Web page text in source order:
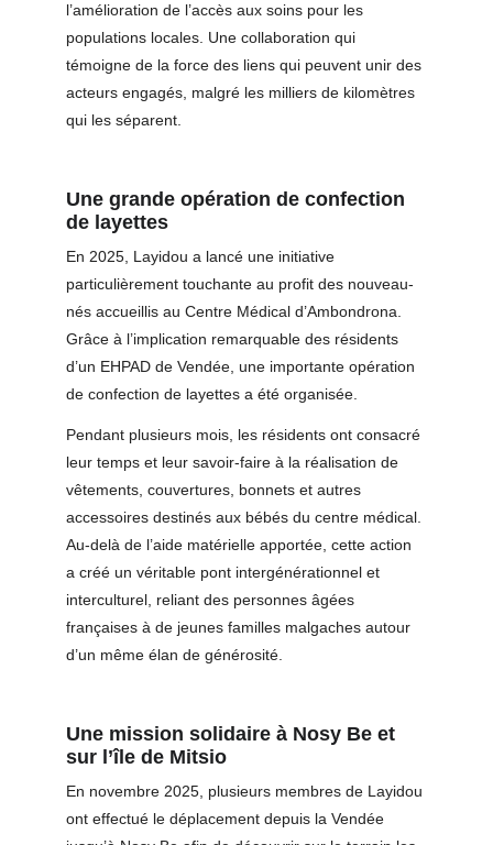
l’amélioration de l’accès aux soins pour les
populations locales. Une collaboration qui
témoigne de la force des liens qui peuvent unir des
acteurs engagés, malgré les milliers de kilomètres
qui les séparent.
Une grande opération de confection
de layettes
En 2025, Layidou a lancé une initiative
particulièrement touchante au profit des nouveau-
nés accueillis au Centre Médical d’Ambondrona.
Grâce à l’implication remarquable des résidents
d’un EHPAD de Vendée, une importante opération
de confection de layettes a été organisée.
Pendant plusieurs mois, les résidents ont consacré
leur temps et leur savoir-faire à la réalisation de
vêtements, couvertures, bonnets et autres
accessoires destinés aux bébés du centre médical.
Au-delà de l’aide matérielle apportée, cette action
a créé un véritable pont intergénérationnel et
interculturel, reliant des personnes âgées
françaises à de jeunes familles malgaches autour
d’un même élan de générosité.
Une mission solidaire à Nosy Be et
sur l’île de Mitsio
En novembre 2025, plusieurs membres de Layidou
ont effectué le déplacement depuis la Vendée